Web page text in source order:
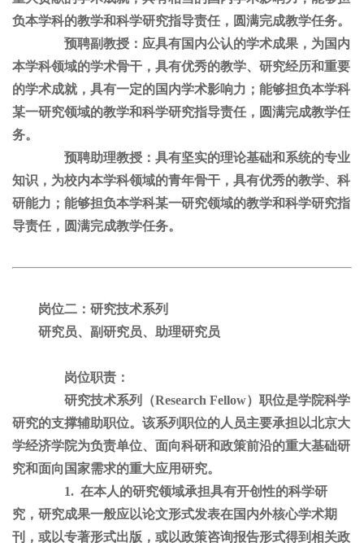
负本学科的教学和科学研究指导责任，圆满完成教学任务。
预聘副教授：应具有国内公认的学术成果，为国内
本学科领域的学术骨干，具有优秀的教学、研究经历和重要
的学术成就，具有一定的国内学术影响力；能够担负本学科
某一研究领域的教学和科学研究指导责任，圆满完成教学任
务。
预聘助理教授：具有坚实的理论基础和系统的专业
知识，为校内本学科领域的青年骨干，具有优秀的教学、科
研能力；能够担负本学科某一研究领域的教学和科学研究指
导责任，圆满完成教学任务。
岗位二：研究技术系列
研究员、副研究员、助理研究员
岗位职责：
研究技术系列（Research Fellow）职位是学院科学
研究的支撑辅助职位。该系列职位的人员主要承担以北京大
学经济学院为负责单位、面向科研和政策前沿的重大基础研
究和面向国家需求的重大应用研究。
1. 在本人的研究领域承担具有开创性的科学研
究，研究成果一般应以论文形式发表在国内外核心学术期
刊，或以专著形式出版，或以政策咨询报告形式得到相关政